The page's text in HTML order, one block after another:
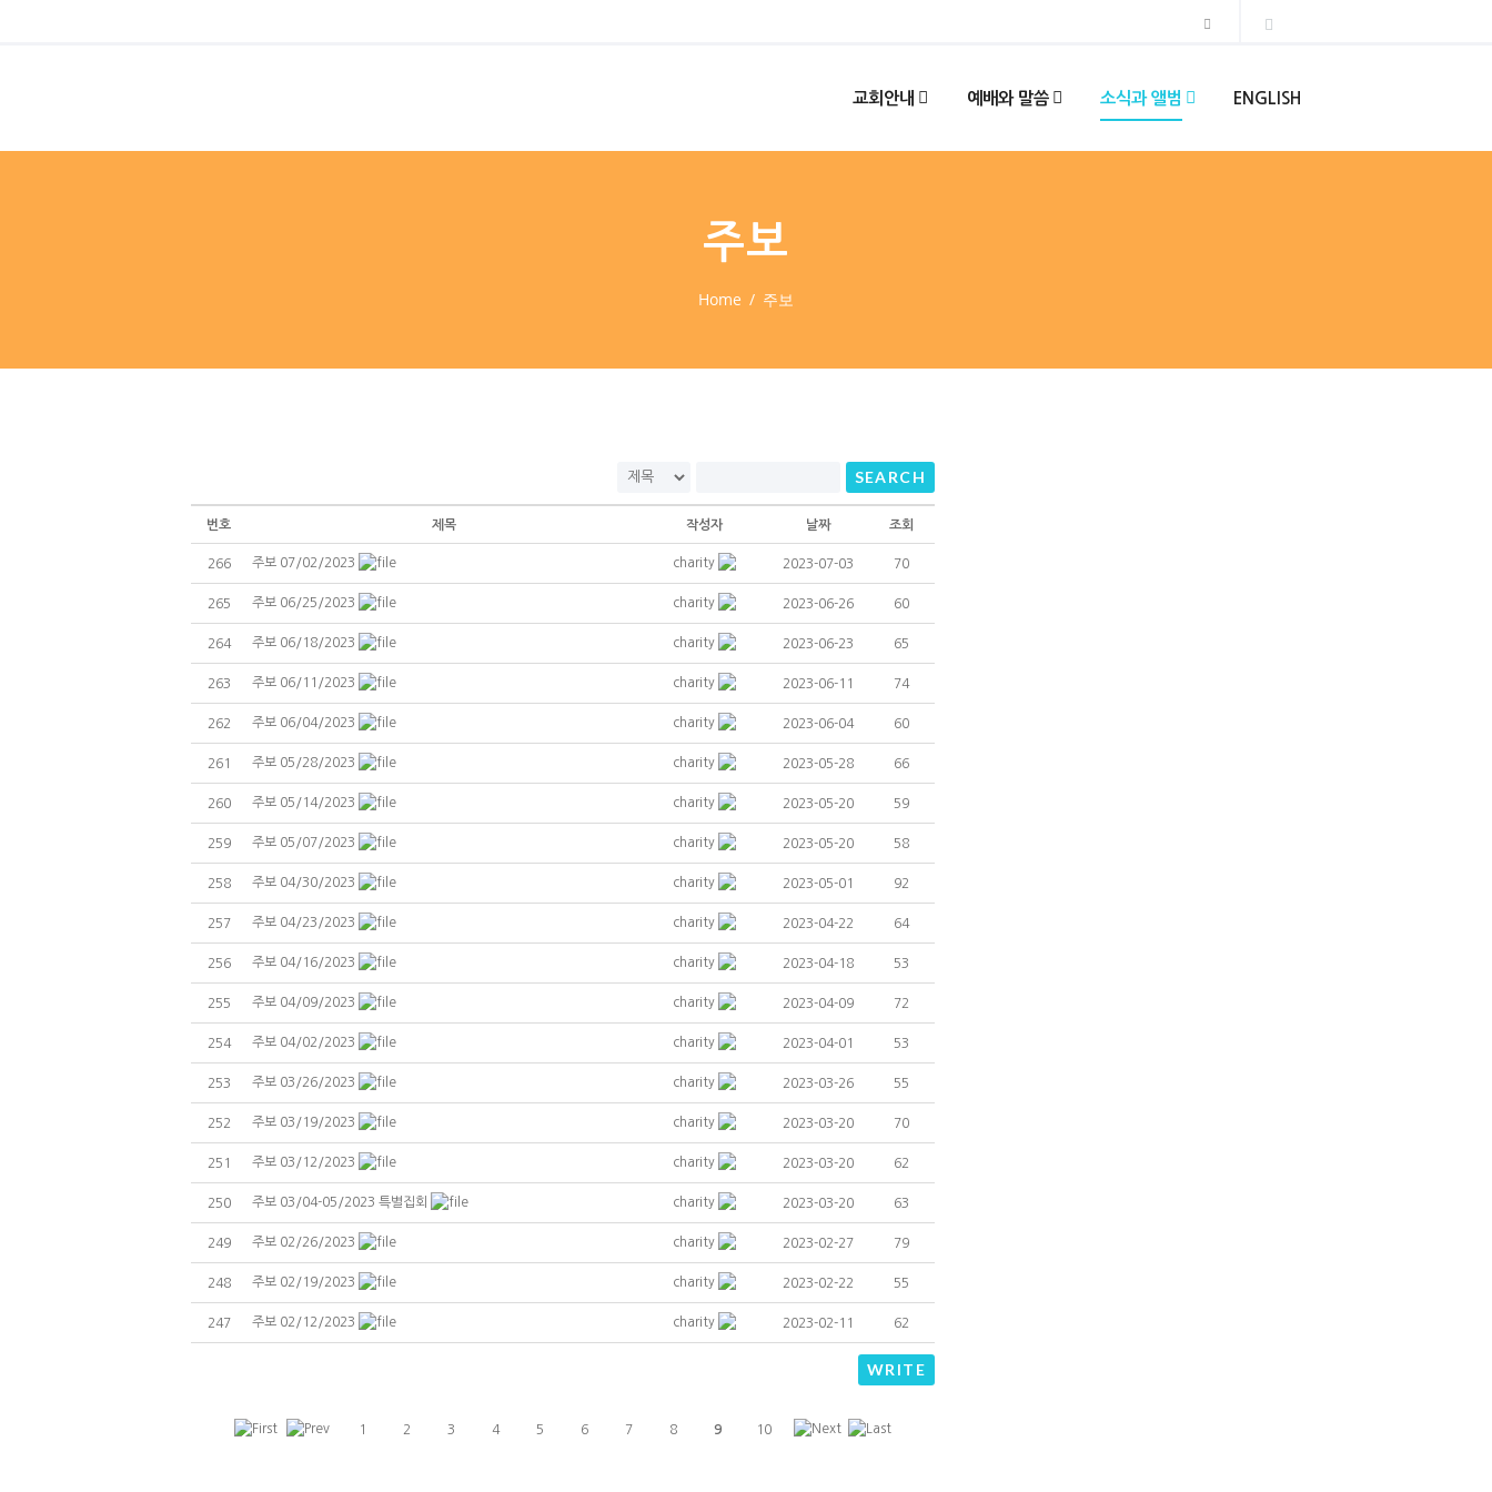
교회안내 예배와 말씀 소식과 앨범 ENGLISH
주보
Home 주보
SEARCH
번호 제목 작성자 날짜 조회
266 주보 07/02/2023 charity 2023-07-03 70
265 주보 06/25/2023 charity 2023-06-26 60
264 주보 06/18/2023 charity 2023-06-23 65
263 주보 06/11/2023 charity 2023-06-11 74
262 주보 06/04/2023 charity 2023-06-04 60
261 주보 05/28/2023 charity 2023-05-28 66
260 주보 05/14/2023 charity 2023-05-20 59
259 주보 05/07/2023 charity 2023-05-20 58
258 주보 04/30/2023 charity 2023-05-01 92
257 주보 04/23/2023 charity 2023-04-22 64
256 주보 04/16/2023 charity 2023-04-18 53
255 주보 04/09/2023 charity 2023-04-09 72
254 주보 04/02/2023 charity 2023-04-01 53
253 주보 03/26/2023 charity 2023-03-26 55
252 주보 03/19/2023 charity 2023-03-20 70
251 주보 03/12/2023 charity 2023-03-20 62
250 주보 03/04-05/2023 특별집회 charity 2023-03-20 63
249 주보 02/26/2023 charity 2023-02-27 79
248 주보 02/19/2023 charity 2023-02-22 55
247 주보 02/12/2023 charity 2023-02-11 62
WRITE
1 2 3 4 5 6 7 8 9 10